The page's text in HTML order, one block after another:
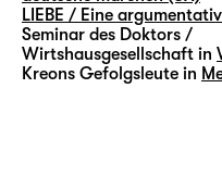
LIEBE / Eine
Seminar des Doktors /
Wirtshausgesellschaft in
Kreons Gefolgsleute in